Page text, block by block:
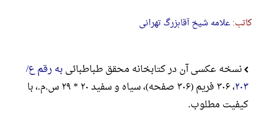
کاتب:علامه شیخ آقابزرگ تهرانی
نسخه عکسی آن در کتابخانه محقق طباطبائیبه رقم ع/
۲۰۳
، ۳۰۶ فریم (۳۰۶ صفحه)، سیاه و سفید ۲۰ * ۲۹ س.م.، با
کیفیت مطلوب.